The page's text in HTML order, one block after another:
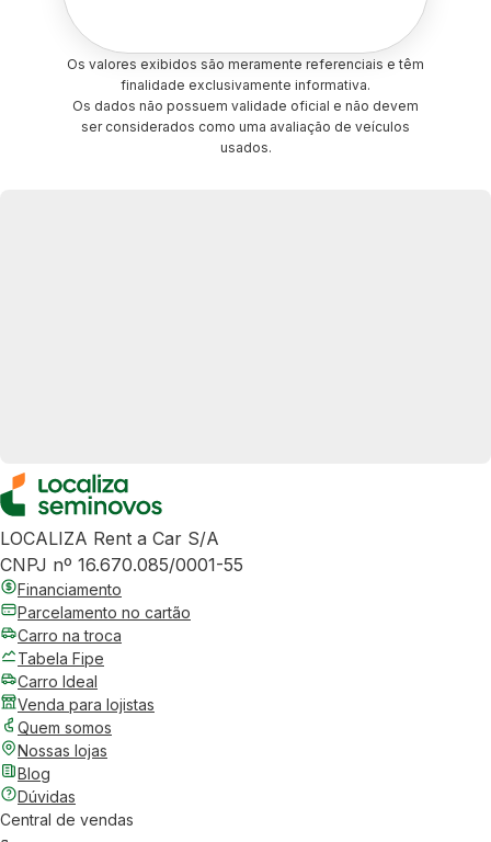
Os valores exibidos são meramente referenciais e têm
finalidade exclusivamente informativa.
Os dados não possuem validade oficial e não devem
ser considerados como uma avaliação de veículos
usados.
LOCALIZA Rent a Car S/A
CNPJ nº 16.670.085/0001-55
Financiamento
Parcelamento no cartão
Carro na troca
Tabela Fipe
Carro Ideal
Venda para lojistas
Quem somos
Nossas lojas
Blog
Dúvidas
Central de vendas